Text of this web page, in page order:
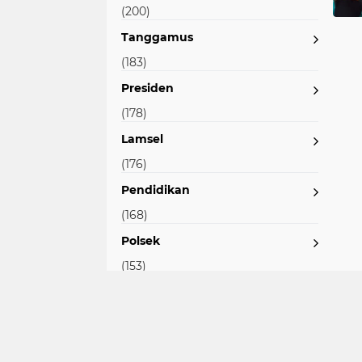
(200)
Tanggamus
(183)
Presiden
(178)
Lamsel
(176)
Pendidikan
(168)
Polsek
(153)